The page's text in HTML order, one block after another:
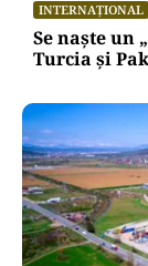
INTERNAȚIONAL
Se naște un
Turcia și